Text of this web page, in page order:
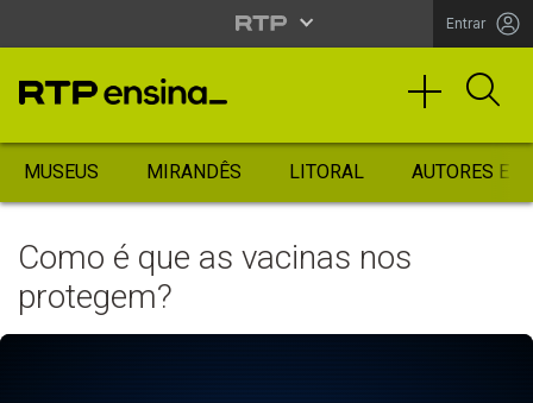
Entrar
MUSEUS MIRANDÊS LITORAL AUTORES
Como é que as vacinas nos
protegem?